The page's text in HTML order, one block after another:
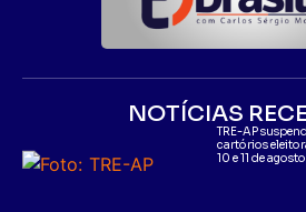
NOTÍCIAS
TRE-AP
cartórios
10 e 11 de agosto